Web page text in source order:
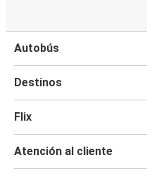
Autobús
Destinos
Flix
Atención al cliente